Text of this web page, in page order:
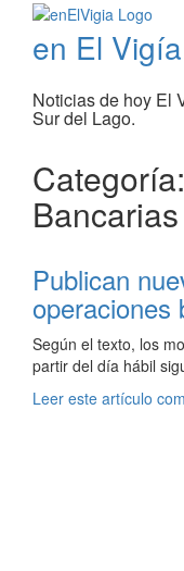
en El Vigía
Noticias de hoy El
Sur del Lago.
Bancarias
Publican
operaciones
Según el texto, los
partir del día hábil
Leer este artículo